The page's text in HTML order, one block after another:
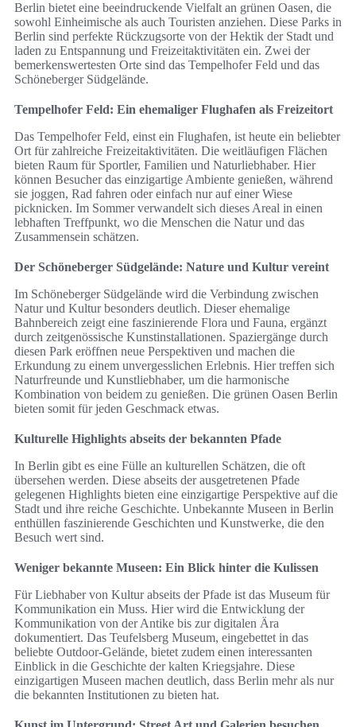
Berlin bietet eine beeindruckende Vielfalt an grünen Oasen, die
sowohl Einheimische als auch Touristen anziehen. Diese Parks in
Berlin sind perfekte Rückzugsorte von der Hektik der Stadt und
laden zu Entspannung und Freizeitaktivitäten ein. Zwei der
bemerkenswertesten Orte sind das Tempelhofer Feld und das
Schöneberger Südgelände.
Tempelhofer Feld: Ein ehemaliger Flughafen als Freizeitort
Das Tempelhofer Feld, einst ein Flughafen, ist heute ein beliebter
Ort für zahlreiche Freizeitaktivitäten. Die weitläufigen Flächen
bieten Raum für Sportler, Familien und Naturliebhaber. Hier
können Besucher das einzigartige Ambiente genießen, während
sie joggen, Rad fahren oder einfach nur auf einer Wiese
picknicken. Im Sommer verwandelt sich dieses Areal in einen
lebhaften Treffpunkt, wo die Menschen die Natur und das
Zusammensein schätzen.
Der Schöneberger Südgelände: Nature und Kultur vereint
Im Schöneberger Südgelände wird die Verbindung zwischen
Natur und Kultur besonders deutlich. Dieser ehemalige
Bahnbereich zeigt eine faszinierende Flora und Fauna, ergänzt
durch zeitgenössische Kunstinstallationen. Spaziergänge durch
diesen Park eröffnen neue Perspektiven und machen die
Erkundung zu einem unvergesslichen Erlebnis. Hier treffen sich
Naturfreunde und Kunstliebhaber, um die harmonische
Kombination von beidem zu genießen. Die grünen Oasen Berlin
bieten somit für jeden Geschmack etwas.
Kulturelle Highlights abseits der bekannten Pfade
In Berlin gibt es eine Fülle an kulturellen Schätzen, die oft
übersehen werden. Diese abseits der ausgetretenen Pfade
gelegenen Highlights bieten eine einzigartige Perspektive auf die
Stadt und ihre reiche Geschichte. Unbekannte Museen in Berlin
enthüllen faszinierende Geschichten und Kunstwerke, die den
Besuch wert sind.
Weniger bekannte Museen: Ein Blick hinter die Kulissen
Für Liebhaber von Kultur abseits der Pfade ist das Museum für
Kommunikation ein Muss. Hier wird die Entwicklung der
Kommunikation von der Antike bis zur digitalen Ära
dokumentiert. Das Teufelsberg Museum, eingebettet in das
beliebte Outdoor-Gelände, bietet zudem einen interessanten
Einblick in die Geschichte der kalten Kriegsjahre. Diese
einzigartigen Museen machen deutlich, dass Berlin mehr als nur
die bekannten Institutionen zu bieten hat.